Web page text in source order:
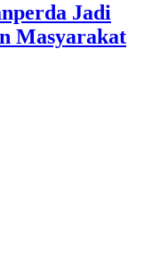
Jadi
Masyarakat